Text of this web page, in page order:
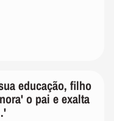
educação, filho
o pai e exalta